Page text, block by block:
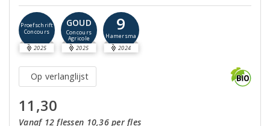
Proefschrift
Concours
2025
GOUD
Concours
Agricole
2025
9
Hamersma
2024
Op verlanglijst
11,30
Vanaf 12 flessen 10,36 per fles